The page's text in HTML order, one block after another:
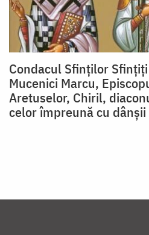
Condacul Sfinţilor Sfinţiţi
Mucenici Marcu,
Aretuselor, Chiril,
celor împreună cu dânşii